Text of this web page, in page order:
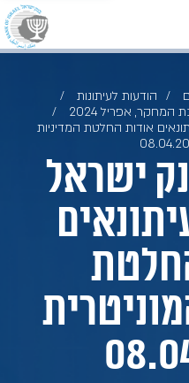
הודעות לעיתונות
אפריל 2024
אודות החלטת המדיניות
ישראל